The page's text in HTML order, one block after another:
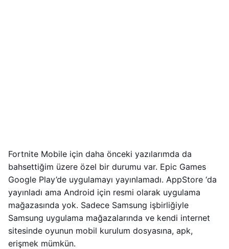
Fortnite Mobile için daha önceki yazılarımda da
bahsettiğim üzere özel bir durumu var. Epic Games
Google Play’de uygulamayı yayınlamadı. AppStore ‘da
yayınladı ama Android için resmi olarak uygulama
mağazasında yok. Sadece Samsung işbirliğiyle
Samsung uygulama mağazalarında ve kendi internet
sitesinde oyunun mobil kurulum dosyasına, apk,
erişmek mümkün.